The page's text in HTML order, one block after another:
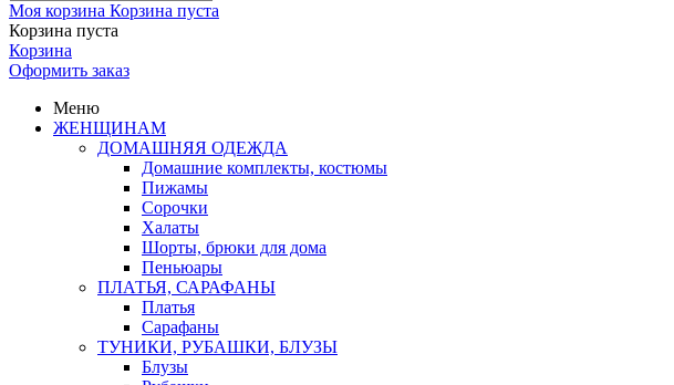
Моя корзина Корзина пуста
Корзина пуста
Корзина
Оформить заказ
Меню
ЖЕНЩИНАМ
ДОМАШНЯЯ ОДЕЖДА
Домашние комплекты, костюмы
Пижамы
Сорочки
Халаты
Шорты, брюки для дома
Пеньюары
ПЛАТЬЯ, САРАФАНЫ
Платья
Сарафаны
ТУНИКИ, РУБАШКИ, БЛУЗЫ
Блузы